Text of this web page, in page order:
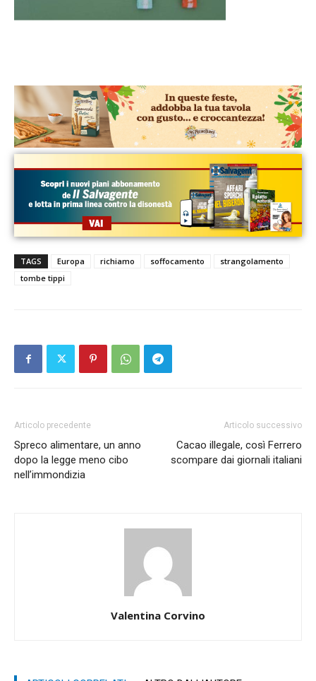
TAGS Europa richiamo soffocamento
strangolamento
tombe tippi
Articolo precedente
Spreco alimentare, un anno
dopo la legge meno cibo
nell’immondizia
Articolo successivo
Cacao illegale, così Ferrero
scompare dai giornali italiani
Valentina Corvino